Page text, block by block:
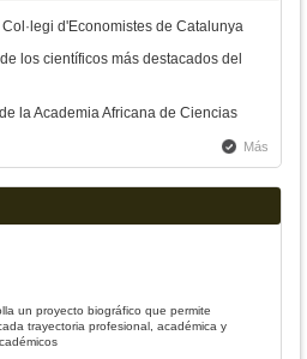
d'Economistes de Catalunya
los científicos más destacados del
la Academia Africana de Ciencias
Más
un proyecto biográfico que permite
trayectoria profesional, académica y